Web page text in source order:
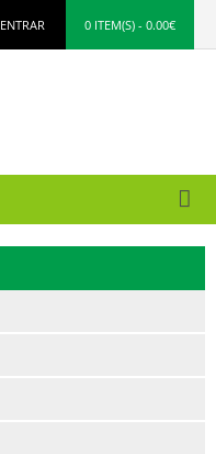
ENTRAR 0 ITEM(S) - 0.00€